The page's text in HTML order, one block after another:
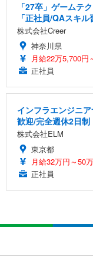
「27卒」ゲームテ
「正社員/QAスキ
株式会社Creer
神奈川県
月給22万5,700円
正社員
インフラエンジニ
歓迎/完全週休2日制
株式会社ELM
東京都
月給32万円～50
正社員